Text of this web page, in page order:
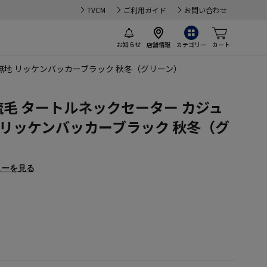
TVCM ご利用ガイド お問い合わせ
お知らせ 店舗情報 カテゴリー カート
リッケンバッカーブラック 秋冬（グリーン）
タートルネックセーター カジュ
ッケンバッカーブラック 秋冬（グ
を見る